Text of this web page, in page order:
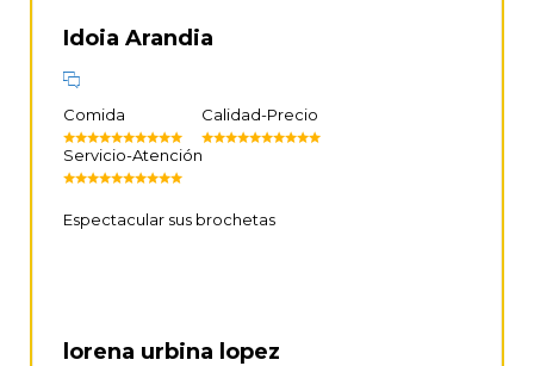
Idoia Arandia
Comida Calidad-Precio
Servicio-Atención
Espectacular sus brochetas
lorena urbina lopez